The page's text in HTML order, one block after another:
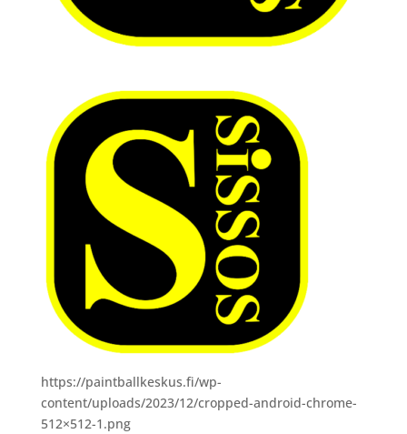
https://paintballkeskus.fi/wp-
content/uploads/2023/12/cropped-android-chrome-
512×512-1.png